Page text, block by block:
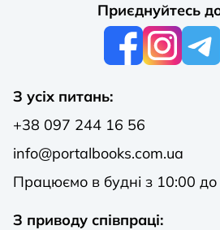
Приєднуйтесь
З усіх питань:
+38 097 244 16 56
info@portalbooks.com.ua
Працюємо в будні з 10:00
З приводу співпраці: